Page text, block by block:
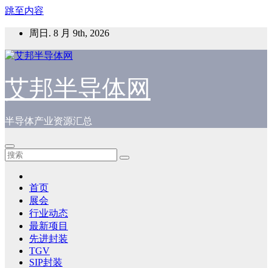
跳至内容
周日. 8 月 9th, 2026
艾邦半导体网
半导体产业资源汇总
首页
展会
行业动态
最新项目
先进封装
TGV
SIP封装